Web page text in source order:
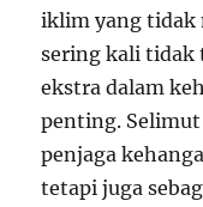
iklim yang tidak
sering kali tidak
ekstra dalam
penting.
penjaga
tetapi juga